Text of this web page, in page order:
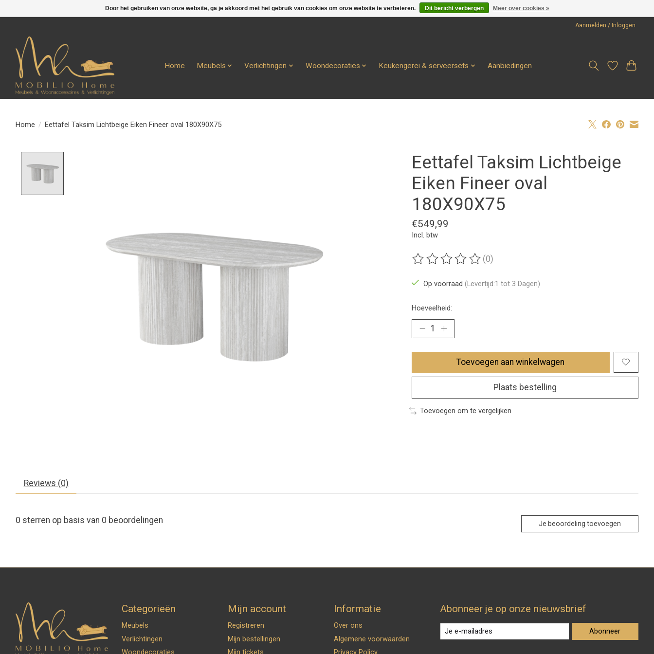
Aanmelden / Inloggen
Home Meubels Verlichtingen Woondecoraties Keukengerei & serveersets Aanbiedingen
Home / Eettafel Taksim Lichtbeige Eiken Fineer oval 180X90X75
Eettafel Taksim Lichtbeige
Eiken Fineer oval
180X90X75
€549,99
Incl. btw
De beoordeling van dit product is
(0)
Op voorraad (Levertijd:1 tot 3 Dagen)
Hoeveelheid:
Toevoegen aan winkelwagen
Plaats bestelling
Toevoegen om te vergelijken
Reviews (0)
0 sterren op basis van 0 beoordelingen Je beoordeling toevoegen
Categorieën
Meubels
Verlichtingen
Woondecoraties
Mijn account
Registreren
Mijn bestellingen
Mijn tickets
Informatie
Over ons
Algemene voorwaarden
Privacy Policy
Abonneer je op onze nieuwsbrief
Abonneer
Door het gebruiken van onze website, ga je akkoord met het gebruik van cookies om onze website te verbeteren. Dit bericht verbergen Meer over cookies »